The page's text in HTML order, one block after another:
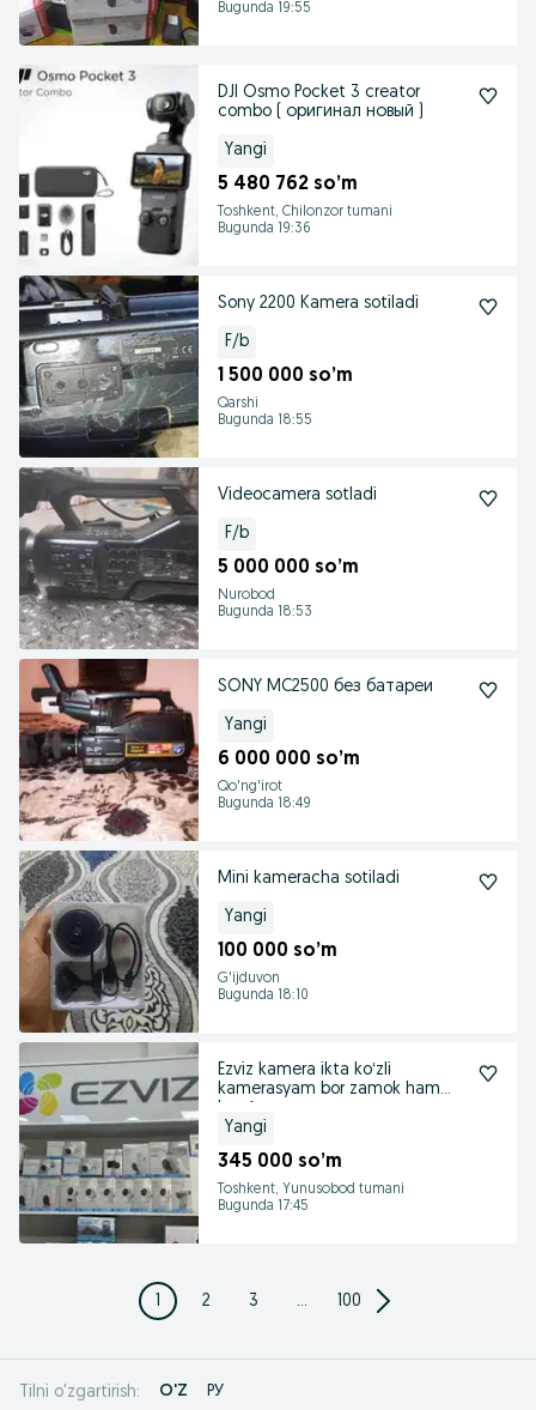
Bugunda 19:55
DJI Osmo Pocket 3 creator
combo ( оригинал новый )
Yangi
5 480 762 so’m
Toshkent, Chilonzor tumani
Bugunda 19:36
Sony 2200 Kamera sotiladi
F/b
1 500 000 so’m
Qarshi
Bugunda 18:55
Videocamera sotladi
F/b
5 000 000 so’m
Nurobod
Bugunda 18:53
SONY MC2500 без батареи
Yangi
6 000 000 so’m
Qo'ng'irot
Bugunda 18:49
Mini kameracha sotiladi
Yangi
100 000 so’m
G'ijduvon
Bugunda 18:10
Ezviz kamera ikta koʻzli
kamerasyam bor zamok ham
Yangi
345 000 so’m
Toshkent, Yunusobod tumani
Bugunda 17:45
1 2 3 ... 100
Tilni o'zgartirish: O'Z РУ